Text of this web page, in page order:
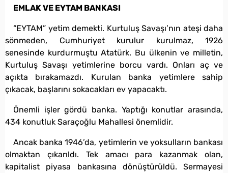
EMLAK VE EYTAM BANKASI
“EYTAM” yetim demekti. Kurtuluş Savaşı’nın ateşi daha
sönmeden, Cumhuriyet kurulur kurulmaz, 1926
senesinde kurdurmuştu Atatürk. Bu ülkenin ve milletin,
Kurtuluş Savaşı yetimlerine borcu vardı. Onları aç ve
açıkta bırakamazdı. Kurulan banka yetimlere sahip
çıkacak, başlarını sokacakları ev yapacaktı.
Önemli işler gördü banka. Yaptığı konutlar arasında,
434 konutluk Saraçoğlu Mahallesi önemlidir.
Ancak banka 1946’da, yetimlerin ve yoksulların bankası
olmaktan çıkarıldı. Tek amacı para kazanmak olan,
kapitalist piyasa bankasına dönüştürüldü. Sermayesi